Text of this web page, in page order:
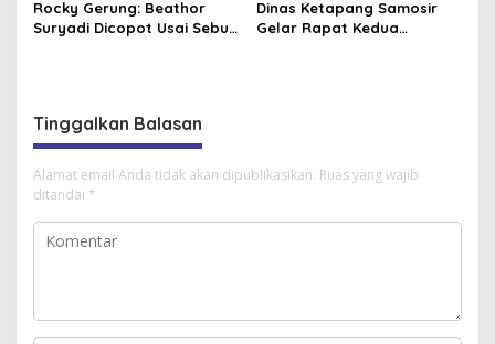
Rocky Gerung: Beathor
Suryadi Dicopot Usai Sebut
Dinas Ketapang Samosir
Gelar Rapat Kedua
Tinggalkan Balasan
Alamat email Anda tidak akan dipublikasikan. Ruas yang wajib
ditandai *